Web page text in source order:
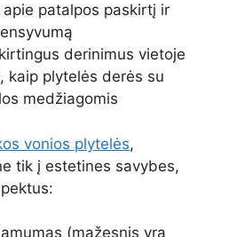
patalpos paskirtį ir
derinimus vietoje
kaip plytelės derės su
medžiagomis
vonios plytelės,
tik į estetines savybes,
(mažesnis yra